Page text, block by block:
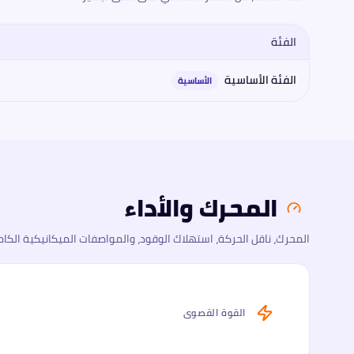
الفئة
الفئة الأساسية
الأساسية
المحرك والأداء
المحرك، ناقل الحركة، استهلاك الوقود، والمواصفات الميكانيكية
القوة القصوى